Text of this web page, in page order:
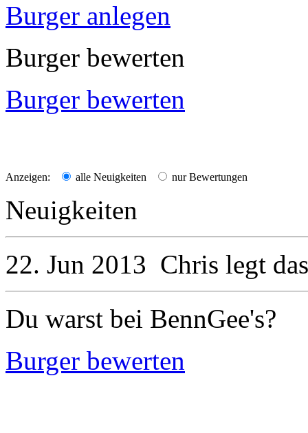
Burger anlegen
Burger bewerten
Burger bewerten
Anzeigen: alle Neuigkeiten nur Bewertungen
Neuigkeiten
22. Jun 2013 Chris legt
Du warst bei BennGee's?
Burger bewerten